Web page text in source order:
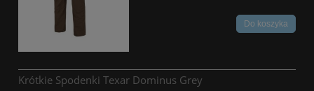
Do koszyka
Krótkie Spodenki Texar Dominus Grey